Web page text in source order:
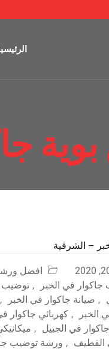
افضل
في الخبر , توضيب
, صيانة جاكوار في الخبر ,
الخبر , كهربائي جاكوار
في الجبيل ,
القطيف , ورشة توضيب